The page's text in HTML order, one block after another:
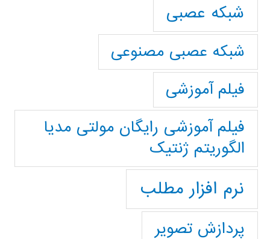
شبکه عصبی
شبکه عصبی مصنوعی
فیلم آموزشی
فیلم آموزشی رایگان مولتی مدیا
الگوریتم ژنتیک
نرم افزار مطلب
پردازش تصویر